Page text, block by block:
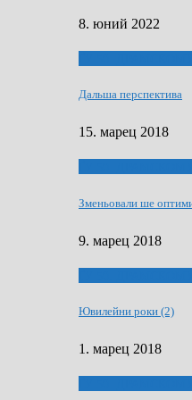
8. юний 2022
Дальша перспектива
15. марец 2018
Зменьовали ше
9. марец 2018
Ювилейни роки (2)
1. марец 2018